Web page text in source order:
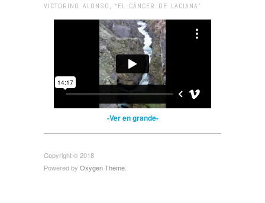
VICTORINO ALONSO, “EL CÁNCER DE LACIANA”
-Ver en grande-
Copyright © 2018
Powered by Oxygen Theme